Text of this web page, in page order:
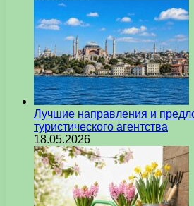
Лучшие направления и
туристического агентства
18.05.2026